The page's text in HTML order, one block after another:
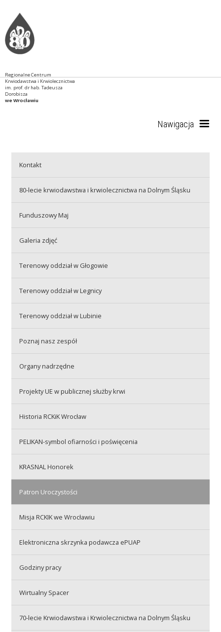
Regionalne Centrum
Krwiodawstwa i Krwiolecznictwa
im. prof. dr hab. Tadeusza
Dorobisza
we Wrocławiu
Nawigacja
Akcje wyjazdowe
Szkolenia
Praca
BIP
RODO
Kontakt
80-lecie krwiodawstwa i krwiolecznictwa na Dolnym Śląsku
Funduszowy Maj
Galeria zdjęć
Terenowy oddział w Głogowie
Terenowy oddział w Legnicy
Terenowy oddział w Lubinie
Poznaj nasz zespół
Organy nadrzędne
Projekty UE w publicznej służby krwi
Historia RCKiK Wrocław
PELIKAN-symbol ofiarności i poświęcenia
KRASNAL Honorek
Patron Uroczystości
Misja RCKIK we Wrocławiu
Elektroniczna skrzynka podawcza ePUAP
Godziny pracy
Wirtualny Spacer
70-lecie Krwiodawstwa i Krwiolecznictwa na Dolnym Śląsku